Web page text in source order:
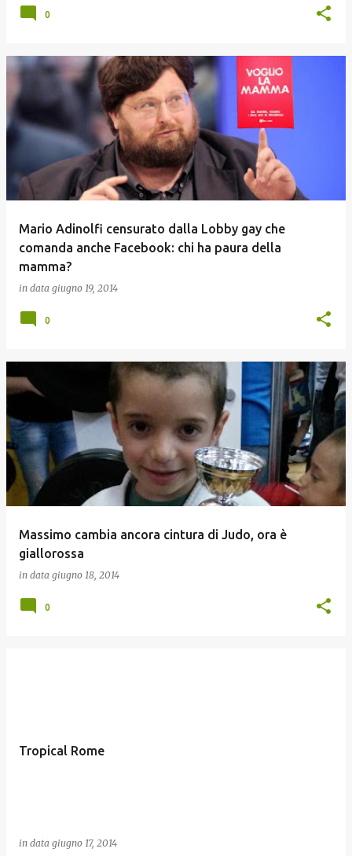
0
Mario Adinolfi censurato dalla Lobby gay che
comanda anche Facebook: chi ha paura della
mamma?
in data giugno 19, 2014
0
Massimo cambia ancora cintura di Judo, ora è
giallorossa
in data giugno 18, 2014
0
Tropical Rome
in data giugno 17, 2014